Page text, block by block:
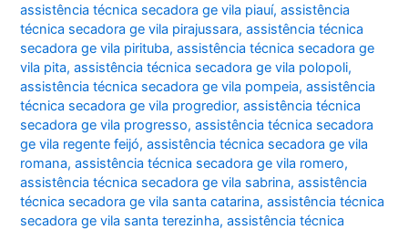
assistência técnica secadora ge vila piauí,assistência
técnica secadora ge vila pirajussara,assistência técnica
secadora ge vila pirituba,assistência técnica secadora ge
vila pita,assistência técnica secadora ge vila polopoli,
assistência técnica secadora ge vila pompeia,assistência
técnica secadora ge vila progredior,assistência técnica
secadora ge vila progresso,assistência técnica secadora
ge vila regente feijó,assistência técnica secadora ge vila
romana,assistência técnica secadora ge vila romero,
assistência técnica secadora ge vila sabrina,assistência
técnica secadora ge vila santa catarina,assistência técnica
secadora ge vila santa terezinha,assistência técnica